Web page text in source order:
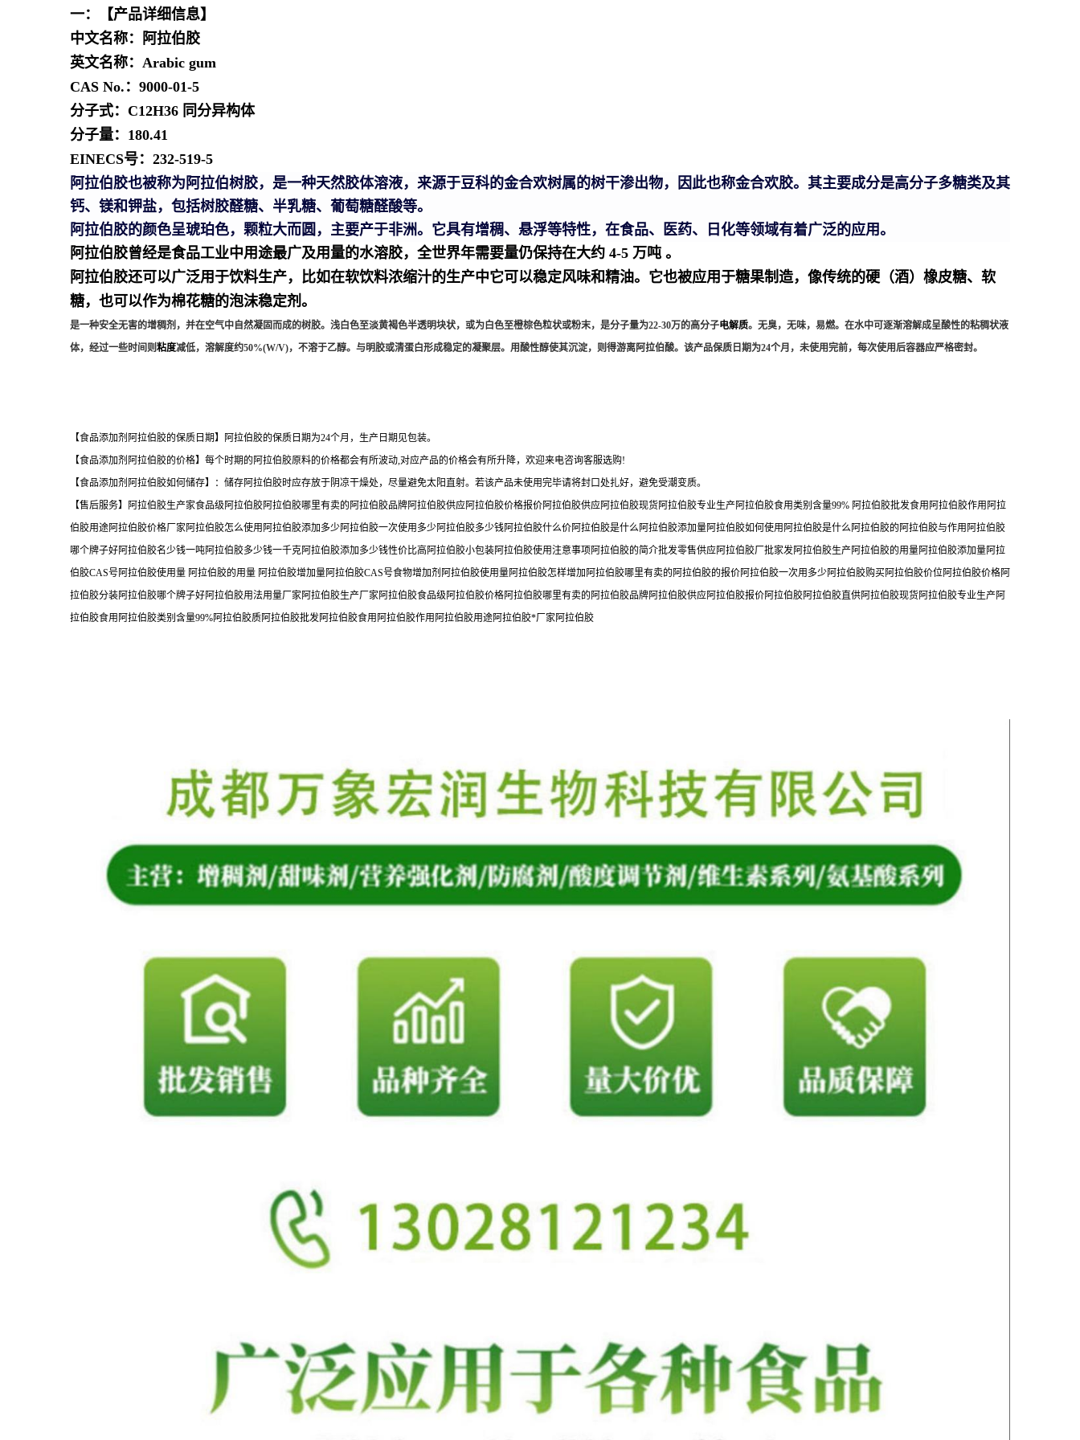
一：【产品详细信息】
中文名称：
阿拉伯胶
英文名称： Arabic gum
CAS No.： 9000-01-5
分子式： C12H36 同分异构体
分子量： 180.41
EINECS号： 232-519-5
阿拉伯胶也被称为阿拉伯树胶，是一种天然胶体溶液，来源于豆科的金合欢树属的树干渗出物，因此也称金合欢胶。其主要成分是高分子多糖类及其
钙、镁和钾盐，包括树胶醛糖、半乳糖、葡萄糖醛酸等。
阿拉伯胶的颜色呈琥珀色，颗粒大而圆，主要产于非洲。它具有增稠、悬浮等特性，在食品、医药、日化等领域有着广泛的应用。
阿拉伯胶曾经是食品工业中用途最广及用量的水溶胶，全世界年需要量仍保持在大约 4-5 万吨 。
阿拉伯胶还可以广泛用于饮料生产，比如在软饮料浓缩汁的生产中它可以稳定风味和精油。它也被应用于糖果制造，像传统的硬（酒） 橡皮糖、软
糖，也可以作为棉花糖的泡沫稳定剂。
是一种安全无害的增稠剂 ，并在空气中自然凝固而成的树胶。浅白色至淡黄褐色半透明块状，或为白色至橙棕色粒状或粉末，是分子量为22-30万的高分子电解质。无臭，无味，易燃。在水中可逐渐溶解成呈酸性的粘稠状液
体，经过一些时间则粘度减低，溶解度约50%(W/V)，不溶于乙醇。与明胶或清蛋白形成稳定的凝聚层。用酸性醇使其沉淀，则得游离阿拉伯酸。 该产品保质日期为24个月，未使用完前，每次使用后容器应严格密封。
【食品添加剂阿拉伯胶的保质日期】阿拉伯胶的保质日期为24个月，生产日期见包装。
【食品添加剂阿拉伯胶的价格】每个时期的阿拉伯胶原料的价格都会有所波动,对应产品的价格会有所升降，欢迎来电咨询客服选购!
【食品添加剂阿拉伯胶如何储存】：储存阿拉伯胶时应存放于阴凉干燥处，尽量避免太阳直射。若该产品未使用完毕请将封口处扎好，避免受潮变质。
【售后服务】阿拉伯胶生产家食品级阿拉伯胶阿拉伯胶哪里有卖的阿拉伯胶品牌阿拉伯胶供应阿拉伯胶价格报价阿拉伯胶供应阿拉伯胶现货阿拉伯胶专业生产阿拉伯胶食用类别含量99% 阿拉伯胶批发食用阿拉伯胶作用阿拉
伯胶用途阿拉伯胶价格厂家阿拉伯胶怎么使用阿拉伯胶添加多少阿拉伯胶一次使用多少阿拉伯胶多少钱阿拉伯胶什么价阿拉伯胶是什么阿拉伯胶添加量阿拉伯胶如何使用阿拉伯胶是什么阿拉伯胶的阿拉伯胶与作用阿拉伯胶
哪个牌子好阿拉伯胶名少钱一吨阿拉伯胶多少钱一千克阿拉伯胶添加多少钱性价比高阿拉伯胶小包装阿拉伯胶使用注意事项阿拉伯胶的简介批发零售供应阿拉伯胶厂批家发阿拉伯胶生产阿拉伯胶的用量阿拉伯胶添加量阿拉
伯胶CAS号阿拉伯胶使用量 阿拉伯胶的用量 阿拉伯胶增加量阿拉伯胶CAS号食物增加剂阿拉伯胶使用量阿拉伯胶怎样增加阿拉伯胶哪里有卖的阿拉伯胶的报价阿拉伯胶一次用多少阿拉伯胶购买阿拉伯胶价位阿拉伯胶价格阿
拉伯胶分装阿拉伯胶哪个牌子好阿拉伯胶用法用量厂家阿拉伯胶生产厂家阿拉伯胶食品级阿拉伯胶价格阿拉伯胶哪里有卖的阿拉伯胶品牌阿拉伯胶供应阿拉伯胶报价阿拉伯胶阿拉伯胶直供阿拉伯胶现货阿拉伯胶专业生产阿
拉伯胶食用阿拉伯胶类别含量99%阿拉伯胶质阿拉伯胶批发阿拉伯胶食用阿拉伯胶作用阿拉伯胶用途阿拉伯胶*厂家阿拉伯胶